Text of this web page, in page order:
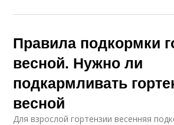
Правила подкормки
весной. Нужно ли
подкармливать
весной
Для взрослой гортензии весенняя